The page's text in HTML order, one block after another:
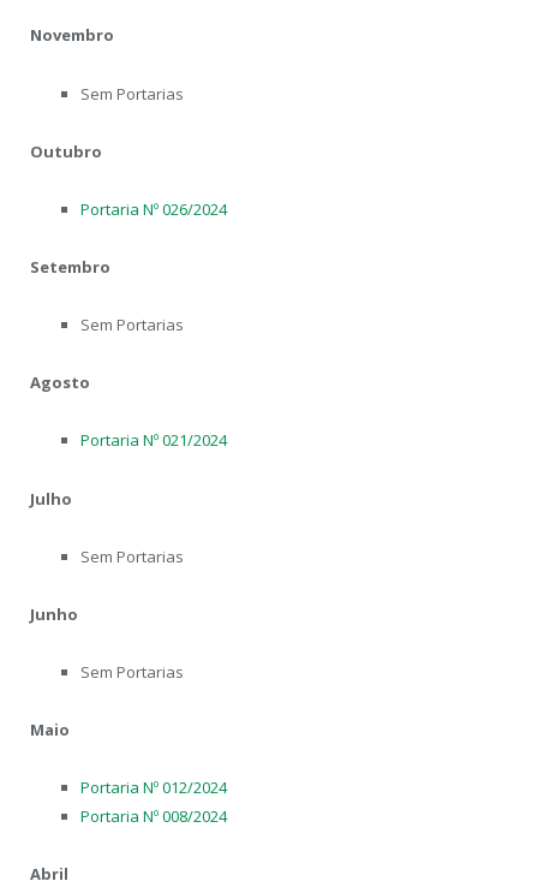
Novembro
Sem Portarias
Outubro
Portaria Nº 026/2024
Setembro
Sem Portarias
Agosto
Portaria Nº 021/2024
Julho
Sem Portarias
Junho
Sem Portarias
Maio
Portaria Nº 012/2024
Portaria Nº 008/2024
Abril